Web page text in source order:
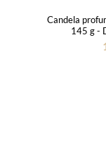
Candela
145 g -